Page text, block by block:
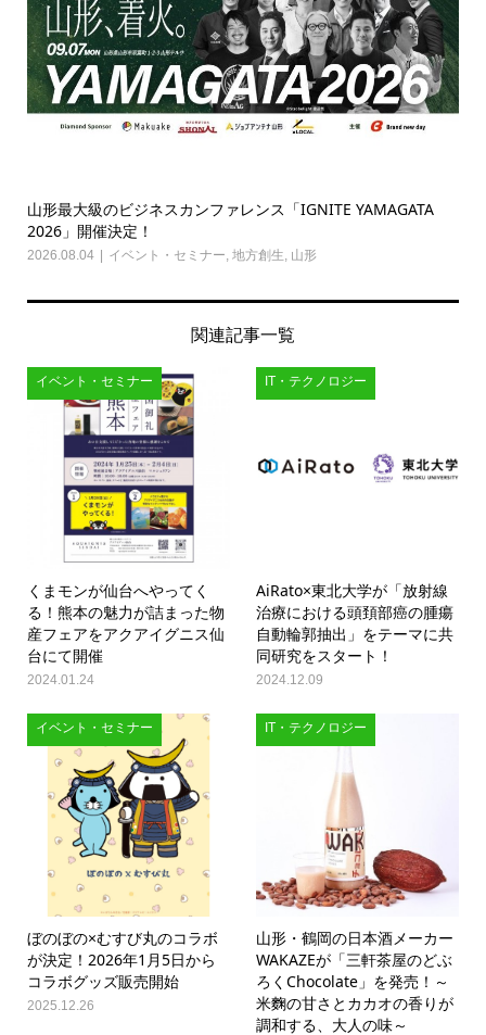
山形最大級のビジネスカンファレンス「IGNITE YAMAGATA
2026」開催決定！
2026.08.04 イベント・セミナー 地方創生 山形
関連記事一覧
イベント・セミナー
くまモンが仙台へやってく
る！熊本の魅力が詰まった物
産フェアをアクアイグニス仙
台にて開催
2024.01.24
IT・テクノロジー
AiRato×東北大学が「放射線
治療における頭頚部癌の腫瘍
自動輪郭抽出」をテーマに共
同研究をスタート！
2024.12.09
イベント・セミナー
ぼのぼの×むすび丸のコラボ
が決定！2026年1月5日から
コラボグッズ販売開始
2025.12.26
IT・テクノロジー
山形・鶴岡の日本酒メーカー
WAKAZEが「三軒茶屋のどぶ
ろくChocolate」を発売！～
米麴の甘さとカカオの香りが
調和する、大人の味～